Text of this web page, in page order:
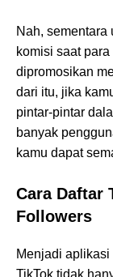
Nah, sementara
komisi saat
dipromosikan
dari itu, jika
pintar-pintar
banyak
kamu dapat
Cara Daftar
Followers
Menjadi